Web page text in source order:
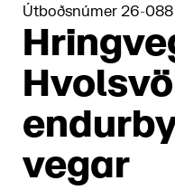
Útboðsnúmer 26-088
vegar